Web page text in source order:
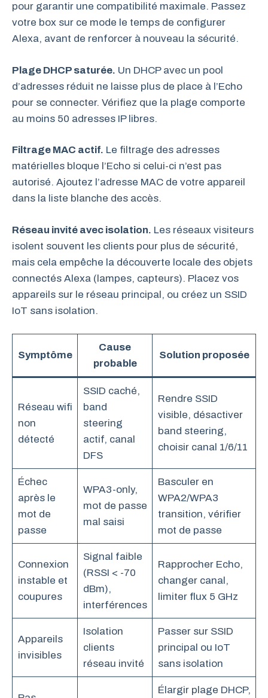
pour garantir une compatibilité maximale. Passez
votre box sur ce mode le temps de configurer
Alexa, avant de renforcer à nouveau la sécurité.
Plage DHCP saturée. Un DHCP avec un pool
d’adresses réduit ne laisse plus de place à l’Echo
pour se connecter. Vérifiez que la plage comporte
au moins 50 adresses IP libres.
Filtrage MAC actif. Le filtrage des adresses
matérielles bloque l’Echo si celui-ci n’est pas
autorisé. Ajoutez l’adresse MAC de votre appareil
dans la liste blanche des accès.
Réseau invité avec isolation. Les réseaux visiteurs
isolent souvent les clients pour plus de sécurité,
mais cela empêche la découverte locale des objets
connectés Alexa (lampes, capteurs). Placez vos
appareils sur le réseau principal, ou créez un SSID
IoT sans isolation.
Symptôme
Cause
probable
Solution proposée
Réseau wifi
non
détecté
SSID caché,
band
steering
actif, canal
DFS
Rendre SSID
visible, désactiver
band steering,
choisir canal 1/6/11
Échec
après le
mot de
passe
WPA3-only,
mot de passe
mal saisi
Basculer en
WPA2/WPA3
transition, vérifier
mot de passe
Connexion
instable et
coupures
Signal faible
(RSSI < -70
dBm),
interférences
Rapprocher Echo,
changer canal,
limiter flux 5 GHz
Appareils
invisibles
Isolation
clients
réseau invité
Passer sur SSID
principal ou IoT
sans isolation
Élargir plage DHCP,